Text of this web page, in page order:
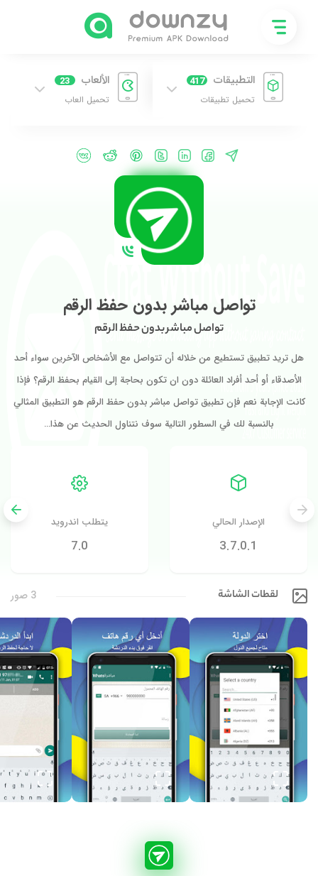
التطبيقات 417
تحميل تطبيقات
الألعاب 23
تحميل العاب
تواصل مباشر بدون حفظ الرقم
تواصل مباشر بدون حفظ الرقم
هل تريد تطبيق تستطيع من خلاله أن تتواصل مع الأشخاص الآخرين سواء أحد
الأصدقاء أو أحد أفراد العائلة دون ان تكون بحاجة إلى القيام بحفظ الرقم؟ فإذا
كانت الإجابة نعم فإن تطبيق تواصل مباشر بدون حفظ الرقم هو التطبيق المثالي
بالنسبة لك في السطور التالية سوف نتناول الحديث عن هذا…
الإصدار الحالي
3.7.0.1
يتطلب اندرويد
7.0
لقطات الشاشة 3 صور